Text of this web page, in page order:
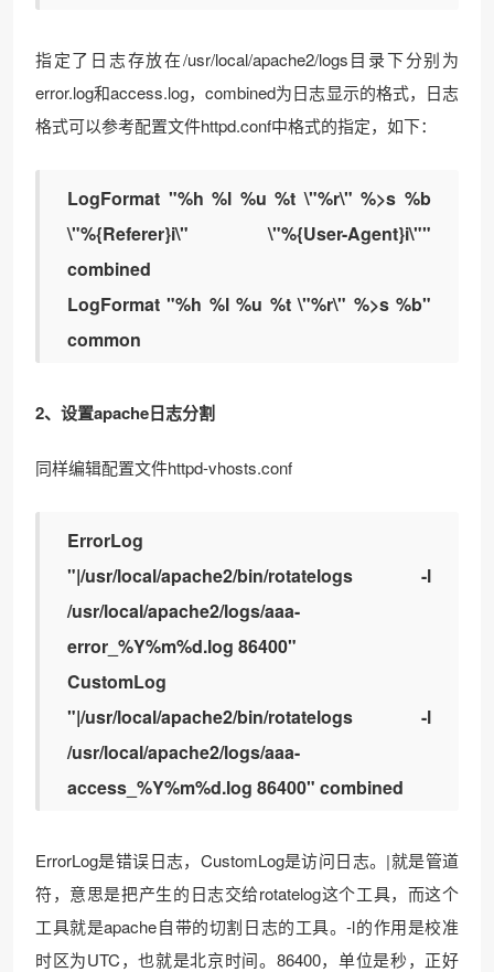
指定了日志存放在/usr/local/apache2/logs目录下分别为
error.log和access.log，combined为日志显示的格式，日志
格式可以参考配置文件httpd.conf中格式的指定，如下：
LogFormat "%h %l %u %t \"%r\" %>s %b
\"%{Referer}i\" \"%{User-Agent}i\""
combined
LogFormat "%h %l %u %t \"%r\" %>s %b"
common
2、设置apache日志分割
同样编辑配置文件httpd-vhosts.conf
ErrorLog
"|/usr/local/apache2/bin/rotatelogs -l
/usr/local/apache2/logs/aaa-
error_%Y%m%d.log 86400"
CustomLog
"|/usr/local/apache2/bin/rotatelogs -l
/usr/local/apache2/logs/aaa-
access_%Y%m%d.log 86400" combined
ErrorLog是错误日志，CustomLog是访问日志。|就是管道
符，意思是把产生的日志交给rotatelog这个工具，而这个
工具就是apache自带的切割日志的工具。-l的作用是校准
时区为UTC，也就是北京时间。86400，单位是秒，正好